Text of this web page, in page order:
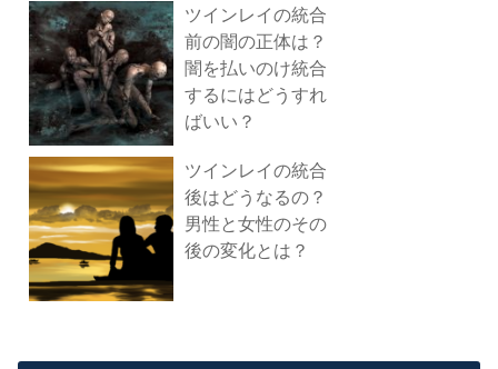
ツインレイの統合
前の闇の正体は？
闇を払いのけ統合
するにはどうすれ
ばいい？
ツインレイの統合
後はどうなるの？
男性と女性のその
後の変化とは？